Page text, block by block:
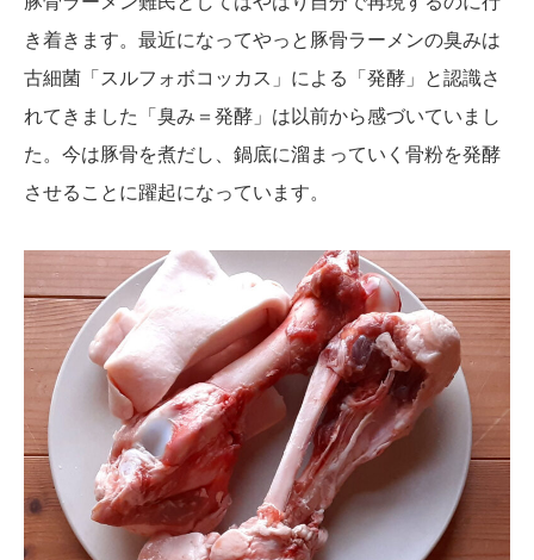
き着きます。最近になってやっと豚骨ラーメンの臭みは
古細菌「スルフォボコッカス」による「発酵」と認識さ
れてきました「臭み＝発酵」は以前から感づいていまし
た。今は豚骨を煮だし、鍋底に溜まっていく骨粉を発酵
させることに躍起になっています。